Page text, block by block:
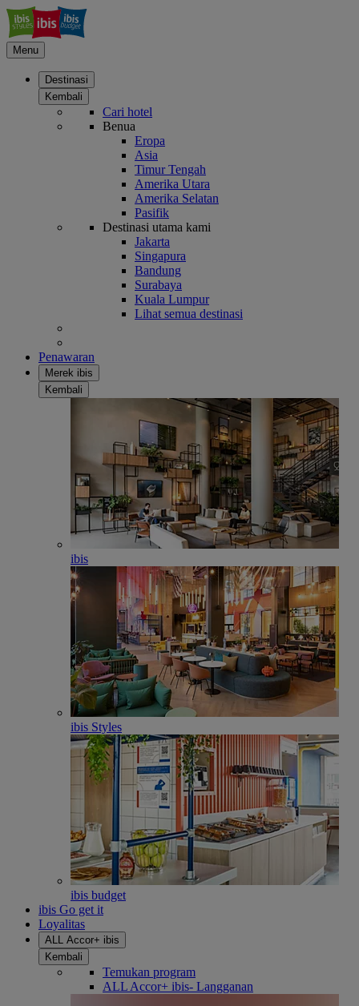
Menu
Destinasi
Kembali
Cari hotel
Benua
Eropa
Asia
Timur Tengah
Amerika Utara
Amerika Selatan
Pasifik
Destinasi utama kami
Jakarta
Singapura
Bandung
Surabaya
Kuala Lumpur
Lihat semua destinasi
Penawaran
Merek ibis
Kembali
ibis
ibis Styles
ibis budget
ibis Go get it
Loyalitas
ALL Accor+ ibis
Kembali
Temukan program
ALL Accor+ ibis- Langganan